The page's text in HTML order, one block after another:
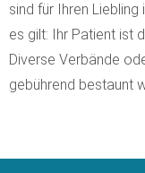
sind für Ihren
es gilt: Ihr Patient ist
Diverse Verbände
gebührend bestaunt